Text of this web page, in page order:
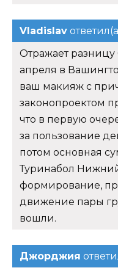
Vladislav
Отражает разницу
апреля в
ваш макияж с
законопроектом
что в первую
за пользование
потом основная
Туринабол
формирование,
движение пары
вошли.
Джорджия